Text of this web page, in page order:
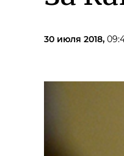
30 июля 2018,